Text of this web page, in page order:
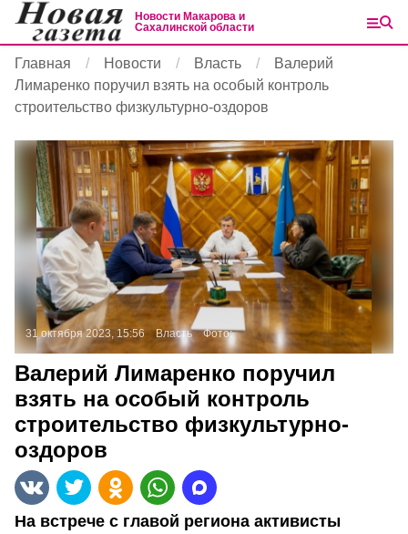
Новости Макарова и
Сахалинской области
Главная Новости Власть
Валерий
Лимаренко поручил взять на особый контроль
строительство физкультурно-оздоров
31 октября 2023, 15:56 Власть Фото:
Валерий Лимаренко поручил
взять на особый контроль
строительство физкультурно-
оздоров
На встрече с главой региона активисты